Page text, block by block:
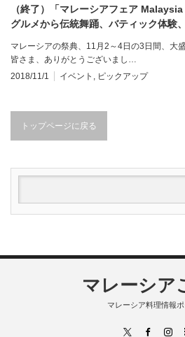
（終了）「マレーシアフェア
グルメから伝統舞踊、バティック体験
マレーシアの祭典、11月2～4日の3日間、大
皆さま、ありがとうございまし…
2018/11/1
イベント ピックアップ
トップページに戻る
マレーシア
マレーシア料理情報
RSS